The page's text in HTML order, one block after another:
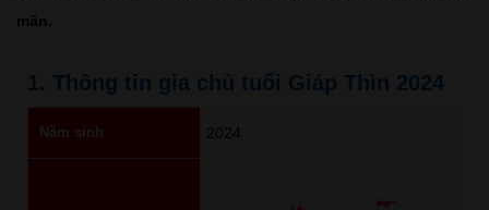
mãn.
1. Thông tin gia chủ tuổi Giáp Thìn 2024
Năm sinh 2024